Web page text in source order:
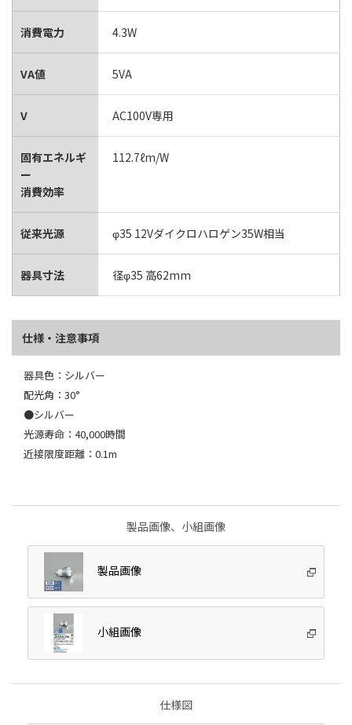
消費電力 4.3W
VA値 5VA
V AC100V専用
固有エネルギ
ー
消費効率
112.7ℓm/W
従来光源 φ35 12Vダイクロハロゲン35W相当
器具寸法 径φ35 高62mm
仕様・注意事項
器具色：シルバー
配光角：30°
●シルバー
光源寿命：40,000時間
近接限度距離：0.1m
製品画像、小組画像
製品画像
小組画像
仕様図